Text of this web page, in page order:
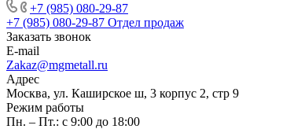
+7 (985) 080-29-87
+7 (985) 080-29-87 Отдел продаж
Заказать звонок
E-mail
Zakaz@mgmetall.ru
Адрес
Москва, ул. Каширское ш, 3 корпус 2, стр 9
Режим работы
Пн. – Пт.: с 9:00 до 18:00